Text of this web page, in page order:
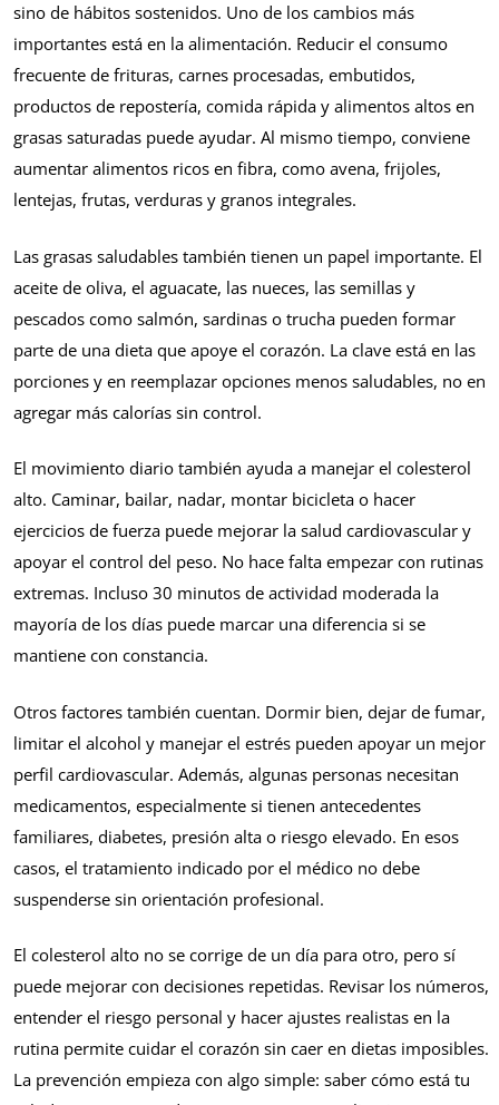
sino de hábitos sostenidos. Uno de los cambios más
importantes está en la alimentación. Reducir el consumo
frecuente de frituras, carnes procesadas, embutidos,
productos de repostería, comida rápida y alimentos altos en
grasas saturadas puede ayudar. Al mismo tiempo, conviene
aumentar alimentos ricos en fibra, como avena, frijoles,
lentejas, frutas, verduras y granos integrales.
Las grasas saludables también tienen un papel importante. El
aceite de oliva, el aguacate, las nueces, las semillas y
pescados como salmón, sardinas o trucha pueden formar
parte de una dieta que apoye el corazón. La clave está en las
porciones y en reemplazar opciones menos saludables, no en
agregar más calorías sin control.
El movimiento diario también ayuda a manejar el colesterol
alto. Caminar, bailar, nadar, montar bicicleta o hacer
ejercicios de fuerza puede mejorar la salud cardiovascular y
apoyar el control del peso. No hace falta empezar con rutinas
extremas. Incluso 30 minutos de actividad moderada la
mayoría de los días puede marcar una diferencia si se
mantiene con constancia.
Otros factores también cuentan. Dormir bien, dejar de fumar,
limitar el alcohol y manejar el estrés pueden apoyar un mejor
perfil cardiovascular. Además, algunas personas necesitan
medicamentos, especialmente si tienen antecedentes
familiares, diabetes, presión alta o riesgo elevado. En esos
casos, el tratamiento indicado por el médico no debe
suspenderse sin orientación profesional.
El colesterol alto no se corrige de un día para otro, pero sí
puede mejorar con decisiones repetidas. Revisar los números,
entender el riesgo personal y hacer ajustes realistas en la
rutina permite cuidar el corazón sin caer en dietas imposibles.
La prevención empieza con algo simple: saber cómo está tu